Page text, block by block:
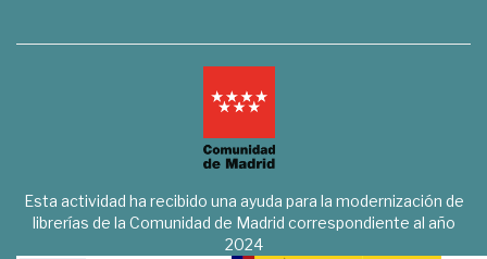
Esta actividad ha recibido una ayuda para la modernización de
librerías de la Comunidad de Madrid correspondiente al año
2024